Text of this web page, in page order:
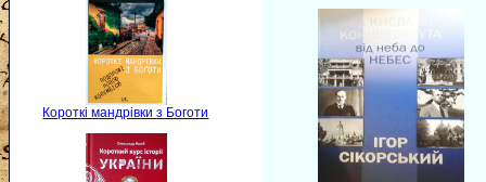
Короткі мандрівки з Боготи